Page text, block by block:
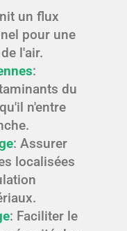
un flux
pour une
l'air.
:
du
n'entre
: Assurer
localisées
: Faciliter le